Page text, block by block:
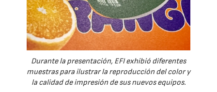
Durante la presentación, EFI exhibió diferentes
muestras para ilustrar la reproducción del color y
la calidad de impresión de sus nuevos equipos.